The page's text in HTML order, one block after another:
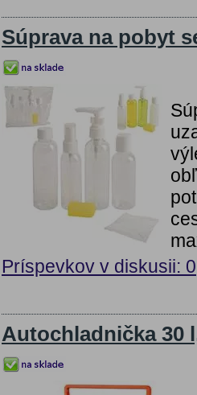
Súprava na pobyt
Príspevkov v diskusii: 0
Autochladnička 30